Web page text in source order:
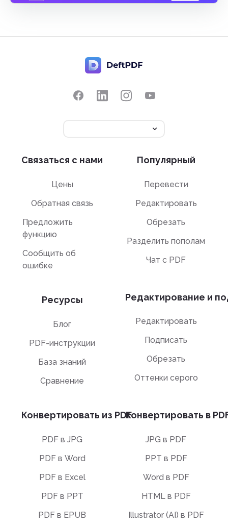
Связаться с нами
Цены
Обратная связь
Предложить
функцию
Сообщить об
ошибке
Ресурсы
Блог
PDF-инструкции
База знаний
Сравнение
Популярный
Перевести
Редактировать
Обрезать
Разделить пополам
Чат с PDF
Редактирование и
Редактировать
Подписать
Обрезать
Оттенки серого
Конвертировать из PDF
PDF в JPG
PDF в Word
PDF в Excel
PDF в PPT
PDF в EPUB
Конвертировать в
JPG в PDF
PPT в PDF
Word в PDF
HTML в PDF
Illustrator (AI) в PDF